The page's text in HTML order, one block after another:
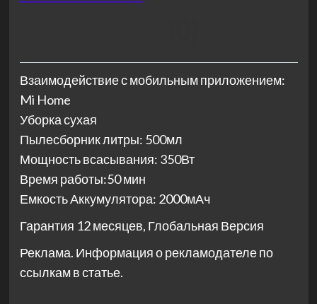
Взаимодействие с мобильным приложением:
Mi Home
Уборка сухая
Пылесборник литры: 500мл
Мощность всасывания: 350Вт
Время работы:50 мин
Емкость Аккумулятора: 2000мАч
Гарантия 12 месяцев, Глобальная Версия
Реклама. Информация о рекламодателе по
ссылкам в статье.